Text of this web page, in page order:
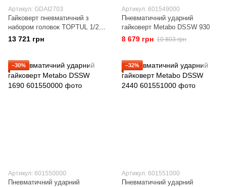
Артикул: GDAI2703
Гайковерт пневматичний з
набором головок TOPTUL 1/2"
27од. GDAI2703
13 721 грн
Артикул: 601549000
Пневматичний ударний
гайковерт Metabo DSSW 930
8 679 грн 10 803 грн
−30%
Артикул: 601550000
Пневматичний ударний
−32%
Артикул: 601551000
Пневматичний ударний